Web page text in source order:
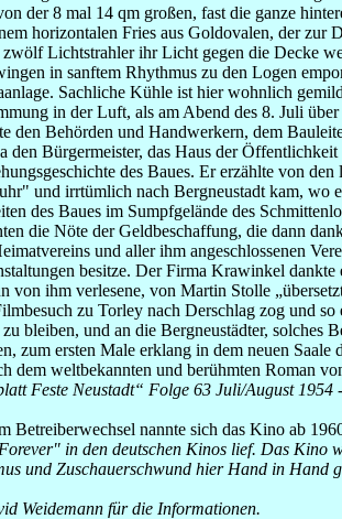
der 8 mal 14 qm großen, fast die ganze
horizontalen Fries aus Goldovalen, der zur
zwölf Lichtstrahler ihr Licht gegen die Decke
in sanftem Rhythmus zu den Logen
Sachliche Kühle ist hier wohnlich
in der Luft, als am Abend des 8. Juli
den Behörden und Handwerkern, dem
den Bürgermeister, das Haus der
des Baues. Er erzählte von
und irrtümlich nach Bergneustadt kam,
des Baues im Sumpfgelände des
die Nöte der Geldbeschaffung, die dann
und aller ihm angeschlossenen
besitze. Der Firma Krawinkel
von ihm verlesene, von Martin Stolle
zu Torley nach Derschlag zog und
bleiben, und an die Bergneustädter, solches
zum ersten Male erklang in dem neuen
dem weltbekannten und berühmten Roman
Feste Neustadt“ Folge 63 Juli/August 1954
Betreiberwechsel nannte sich das Kino ab
in den deutschen Kinos lief. Das Kino
und Zuschauerschwund hier Hand in
Weidemann für die Informationen.